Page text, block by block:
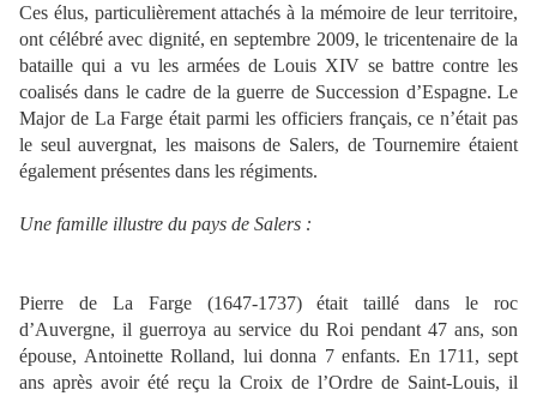
Ces élus, particulièrement attachés à la mémoire de leur territoire,
ont célébré avec dignité, en septembre 2009, le tricentenaire de la
bataille qui a vu les armées de Louis XIV se battre contre les
coalisés dans le cadre de la guerre de Succession d’Espagne. Le
Major de La Farge était parmi les officiers français, ce n’était pas
le seul auvergnat, les maisons de Salers, de Tournemire étaient
également présentes dans les régiments.
Une famille illustre du pays de Salers :
Pierre de La Farge (1647-1737) était taillé dans le roc
d’Auvergne, il guerroya au service du Roi pendant 47 ans, son
épouse, Antoinette Rolland, lui donna 7 enfants. En 1711, sept
ans après avoir été reçu la Croix de l’Ordre de Saint-Louis, il